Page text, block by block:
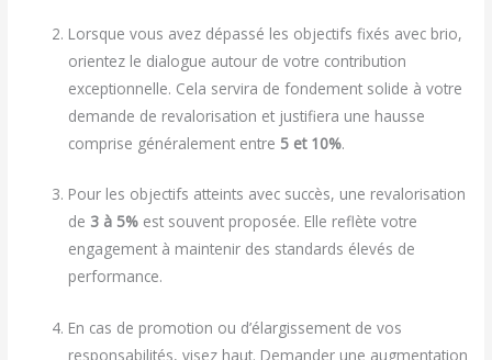
Lorsque vous avez dépassé les objectifs fixés avec brio,
orientez le dialogue autour de votre contribution
exceptionnelle. Cela servira de fondement solide à votre
demande de revalorisation et justifiera une hausse
comprise généralement entre 5 et 10%.
Pour les objectifs atteints avec succès, une revalorisation
de 3 à 5% est souvent proposée. Elle reflète votre
engagement à maintenir des standards élevés de
performance.
En cas de promotion ou d’élargissement de vos
responsabilités, visez haut. Demander une augmentation